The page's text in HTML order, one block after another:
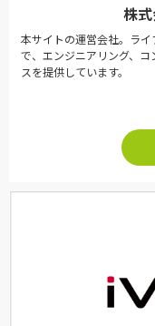
株
本サイトの運営会社。ラ
で、エンジニアリング、
スを提供しています。